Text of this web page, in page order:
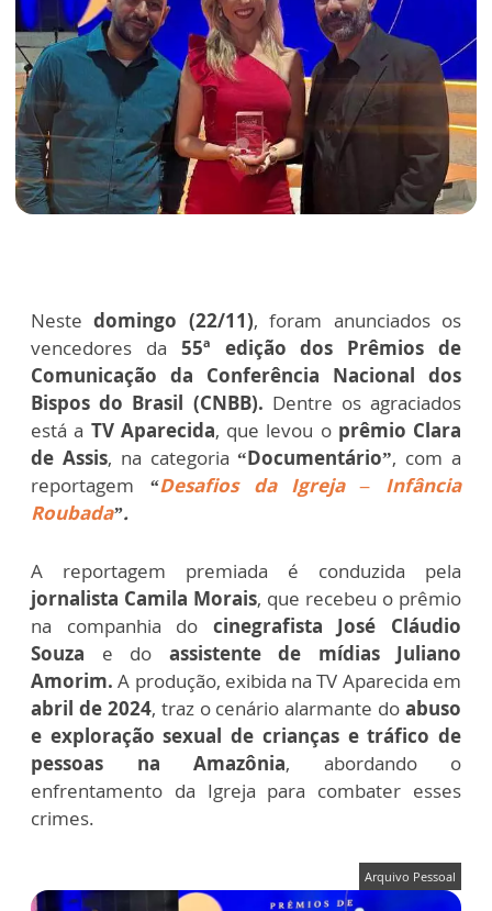
Nestedomingo (22/11), foram anunciados os
vencedores da 55ª edição dos Prêmios de
Comunicação da Conferência Nacional dos
Bispos do Brasil (CNBB). Dentre os agraciados
está a TV Aparecida, que levou o prêmio Clara
de Assis, na categoria“Documentário”, com a
reportagem “Desafios da Igreja – Infância
Roubada”.
A reportagem premiada é conduzida pela
jornalista Camila Morais, que recebeu o prêmio
na companhia do cinegrafista José Cláudio
Souza e do assistente de mídias Juliano
Amorim. A produção, exibida na TV Aparecida em
abril de 2024, traz o cenário alarmante do abuso
e exploração sexual de crianças e tráfico de
pessoas na Amazônia, abordando o
enfrentamento da Igreja para combater esses
crimes.
Arquivo Pessoal